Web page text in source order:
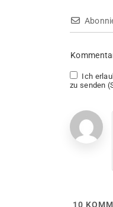
Ich
zu senden
10